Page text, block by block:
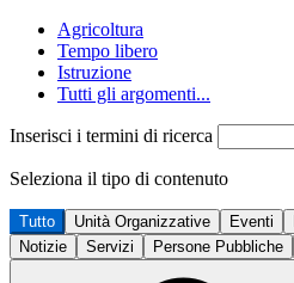
Agricoltura
Tempo libero
Istruzione
Tutti gli argomenti...
Inserisci i termini di ricerca
Seleziona il tipo di contenuto
Tutto Unità Organizzative Eventi
Notizie
Servizi Persone Pubbliche